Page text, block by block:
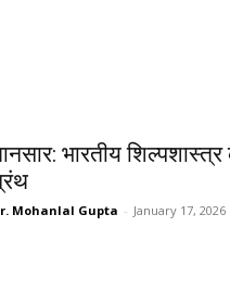
भारतीय शिल्पशास्त्र
Mohanlal Gupta - January 17, 2026